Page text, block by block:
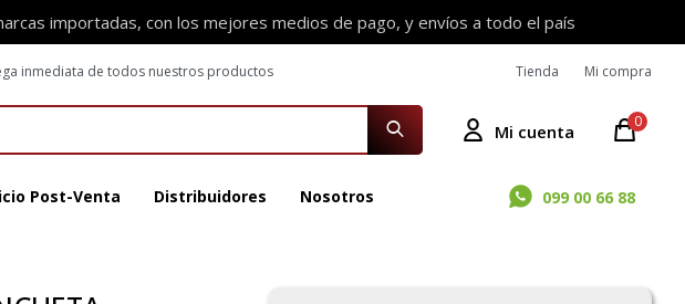
importadas, con los mejores medios de pago, y envíos a todo el país
Post-Venta Distribuidores Nosotros 099 00 66 88
0
inmediata de todos nuestros productos Tienda Mi compra